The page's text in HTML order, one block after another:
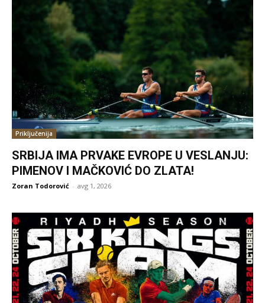
Priključenija
SRBIJA IMA PRVAKE EVROPE U VESLANJU:
PIMENOV I MAČKOVIĆ DO ZLATA!
Zoran Todorović - avg 1, 2026